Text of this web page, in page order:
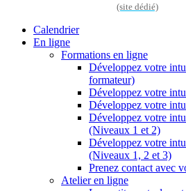
(site dédié)
Calendrier
En ligne
Formations en ligne
Développez votre
formateur)
Développez votre
Développez votre
Développez votre
(Niveaux 1 et 2)
Développez votre
(Niveaux 1, 2 et 3)
Prenez contact avec
Atelier en ligne